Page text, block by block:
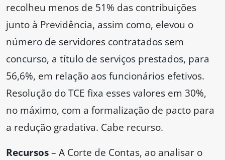
recolheu menos de 51% das contribuições
junto à Previdência, assim como, elevou o
número de servidores contratados sem
concurso, a título de serviços prestados, para
56,6%, em relação aos funcionários efetivos.
Resolução do TCE fixa esses valores em 30%,
no máximo, com a formalização de pacto para
a redução gradativa. Cabe recurso.
Recursos– A Corte de Contas, ao analisar o